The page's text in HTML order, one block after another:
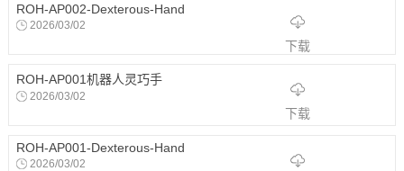
ROH-AP002-Dexterous-Hand
2026/03/02
下载
ROH-AP001机器人灵巧手
2026/03/02
下载
ROH-AP001-Dexterous-Hand
2026/03/02